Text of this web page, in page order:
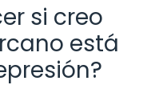
si creo
está